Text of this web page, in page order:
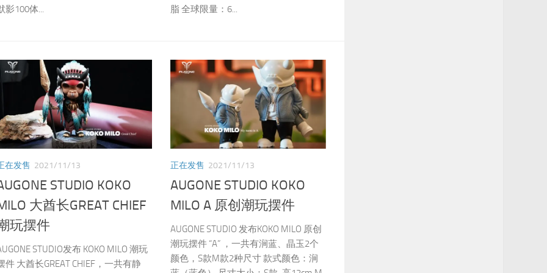
影100体...
脂 全球限量：6...
在发售 2021/11/13
STUDIO KOKO
大酋长GREAT CHIEF
玩摆件
STUDIO发布 KOKO MILO 潮玩
件 大酋长GREAT CHIEF，一共有静
正在发售 2021/11/13
AUGONE STUDIO KOKO
MILO A 原创潮玩摆件
AUGONE STUDIO 发布KOKO MILO 原创
潮玩摆件 “A” ，一共有涧蓝、晶玉2个
颜色，S款M款2种尺寸 款式颜色：涧